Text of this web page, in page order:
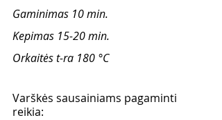
Gaminimas 10 min.
Kepimas 15-20 min.
Orkaitės t-ra 180 °C
Varškės sausainiams pagaminti
reikia: